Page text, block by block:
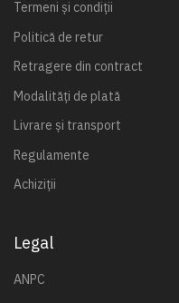
Termeni și condiții
Politică de retur
Retragere din contract
Modalități de plată
Livrare și transport
Regulamente
Achiziții
Legal
ANPC